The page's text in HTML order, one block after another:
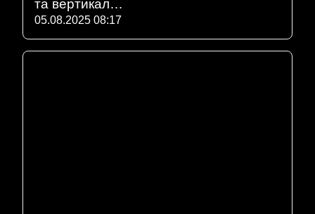
та вертикал…
05.08.2025 08:17